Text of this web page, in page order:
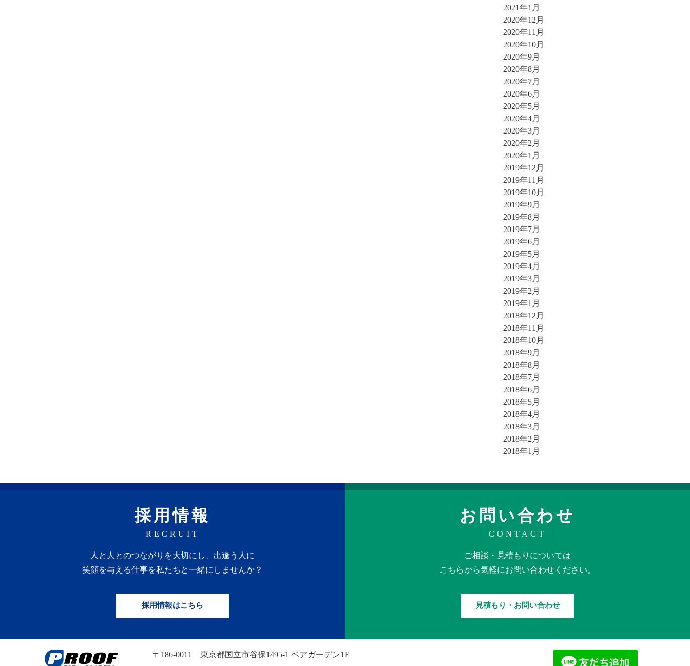
2021年1月
2020年12月
2020年11月
2020年10月
2020年9月
2020年8月
2020年7月
2020年6月
2020年5月
2020年4月
2020年3月
2020年2月
2020年1月
2019年12月
2019年11月
2019年10月
2019年9月
2019年8月
2019年7月
2019年6月
2019年5月
2019年4月
2019年3月
2019年2月
2019年1月
2018年12月
2018年11月
2018年10月
2018年9月
2018年8月
2018年7月
2018年6月
2018年5月
2018年4月
2018年3月
2018年2月
2018年1月
採用情報
RECRUIT
人と人とのつながりを大切にし、 出逢う人に
笑顔を与える仕事を私たちと一緒にしませんか？
採用情報はこちら
お問い合わせ
CONTACT
ご相談・見積もりについては
こちらから気軽にお問い合わせください。
見積もり・お問い合わせ
〒186-0011 東京都国立市谷保1495-1 ペアガーデン1F